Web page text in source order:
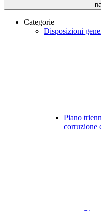
Categorie
Disposizioni
Piano
corruzione